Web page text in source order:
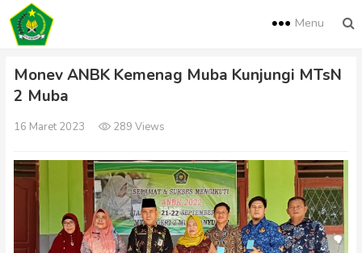
Menu
Monev ANBK Kemenag Muba Kunjungi MTsN
2 Muba
16 Maret 2023 289 Views